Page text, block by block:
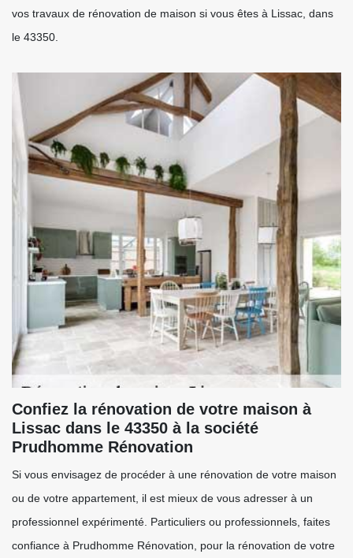
vos travaux de rénovation de maison si vous êtes à Lissac, dans
le 43350.
Confiez la rénovation de votre maison à
Lissac dans le 43350 à la société
Prudhomme Rénovation
Si vous envisagez de procéder à une rénovation de votre maison
ou de votre appartement, il est mieux de vous adresser à un
professionnel expérimenté. Particuliers ou professionnels, faites
confiance à Prudhomme Rénovation, pour la rénovation de votre